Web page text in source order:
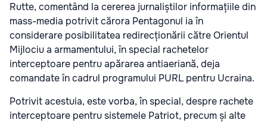
Rutte, comentând la cererea jurnaliștilor informațiile din
mass-media potrivit cărora Pentagonul ia în
considerare posibilitatea redirecționării către Orientul
Mijlociu a armamentului, în special rachetelor
interceptoare pentru apărarea antiaeriană, deja
comandate în cadrul programului PURL pentru Ucraina.
Potrivit acestuia, este vorba, în special, despre rachete
interceptoare pentru sistemele Patriot, precum și alte